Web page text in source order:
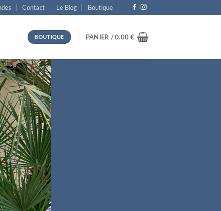
Contact Le Blog Boutique
BOUTIQUE PANIER /0.00€